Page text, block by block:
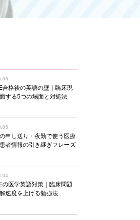
合格後の英語の壁｜臨床現
する5つの場面と対処法
申し送り・夜勤で使う医療
者情報の引き継ぎフレーズ
の医学英語対策｜臨床問題
速度を上げる勉強法